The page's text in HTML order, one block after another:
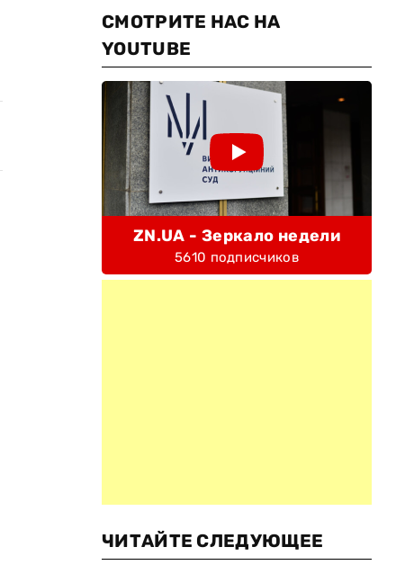
СМОТРИТЕ НАС НА
YOUTUBE
ZN.UA - Зеркало недели
5610 подписчиков
ЧИТАЙТЕ СЛЕДУЮЩЕЕ